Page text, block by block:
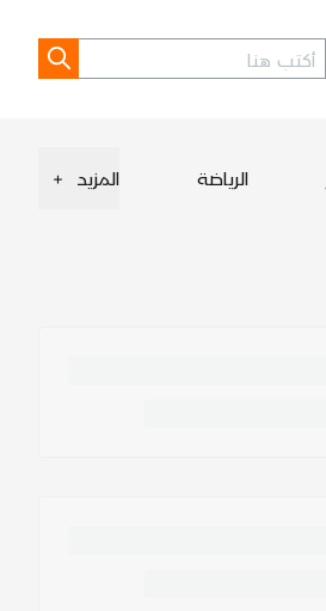
الرياضة المزيد +